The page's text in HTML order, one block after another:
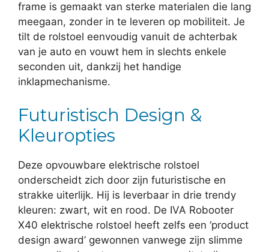
frame is gemaakt van sterke materialen die lang
meegaan, zonder in te leveren op mobiliteit. Je
tilt de rolstoel eenvoudig vanuit de achterbak
van je auto en vouwt hem in slechts enkele
seconden uit, dankzij het handige
inklapmechanisme.
Futuristisch Design &
Kleuropties
Deze opvouwbare elektrische rolstoel
onderscheidt zich door zijn futuristische en
strakke uiterlijk. Hij is leverbaar in drie trendy
kleuren: zwart, wit en rood. De IVA Robooter
X40 elektrische rolstoel heeft zelfs een ‘product
design award’ gewonnen vanwege zijn slimme